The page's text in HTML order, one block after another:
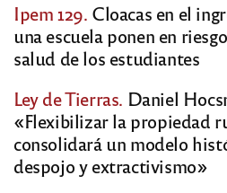
Ipem 129. Cloacas en el
una escuela ponen en
salud de los estudiantes
Ley de Tierras. Daniel
«Flexibilizar la propiedad
consolidará un modelo
despojo y extractivismo»